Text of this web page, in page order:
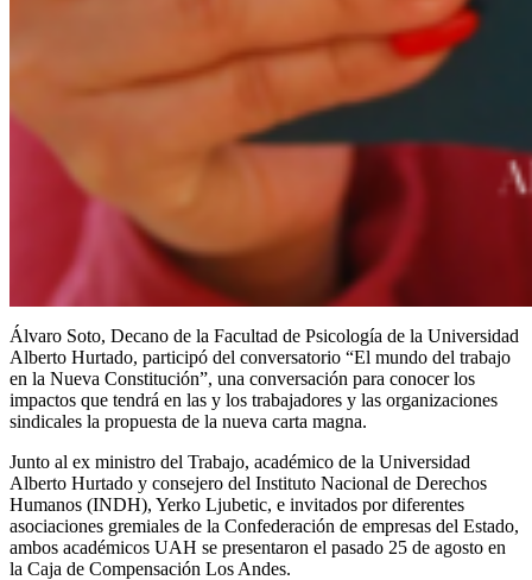
Álvaro Soto, Decano de la Facultad de Psicología de la Universidad
Alberto Hurtado, participó del conversatorio “El mundo del trabajo
en la Nueva Constitución”, una conversación para conocer los
impactos que tendrá en las y los trabajadores y las organizaciones
sindicales la propuesta de la nueva carta magna.
Junto al ex ministro del Trabajo, académico de la Universidad
Alberto Hurtado y consejero del Instituto Nacional de Derechos
Humanos (INDH), Yerko Ljubetic, e invitados por diferentes
asociaciones gremiales de la Confederación de empresas del Estado,
ambos académicos UAH se presentaron el pasado 25 de agosto en
la Caja de Compensación Los Andes.